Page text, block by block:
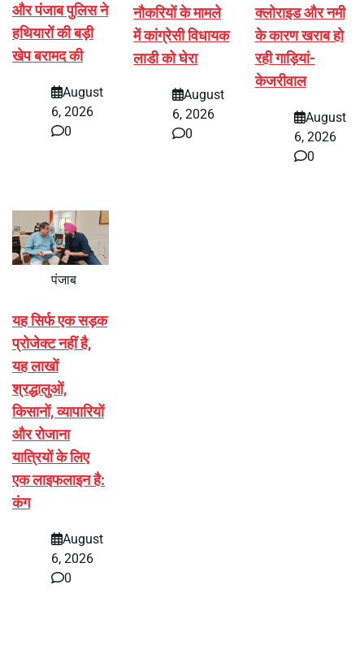
और पंजाब पुलिस ने
हथियारों की बड़ी
खेप बरामद की
August
6, 2026
0
नौकरियों के मामले
में कांग्रेसी विधायक
लाडी को घेरा
August
6, 2026
0
क्लोराइड और नमी
के कारण खराब हो
रही गाड़ियां-
केजरीवाल
August
6, 2026
0
पंजाब
यह सिर्फ एक सड़क
प्रोजेक्ट नहीं है,
यह लाखों
श्रद्धालुओं,
किसानों, व्यापारियों
और रोजाना
यात्रियों के लिए
एक लाइफलाइन है:
कंग
August
6, 2026
0